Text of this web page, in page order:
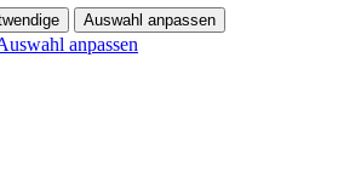
Auswahl anpassen
anpassen